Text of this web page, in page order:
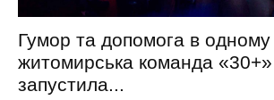
Гумор та допомога в
житомирська команда «30+»
запустила...